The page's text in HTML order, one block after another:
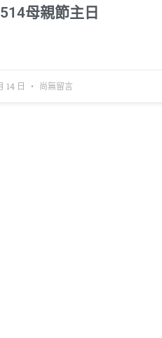
母親節主日
14 日 尚無留言